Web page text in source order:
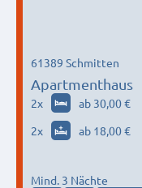
Apartmenthaus
61389 Schmitten
2x ab 30,00 €
2x ab 18,00 €
Mind. 3 Nächte